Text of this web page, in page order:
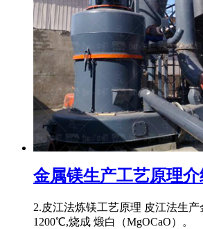
金属镁生产工艺原理
2.皮江法炼镁工艺原理 皮江法生
1200℃,烧成 煅白（MgOCaO）。